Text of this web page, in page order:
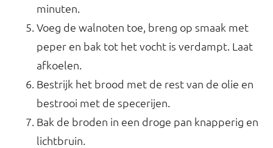
minuten.
Voeg de walnoten toe, breng op smaak met
peper en bak tot het vocht is verdampt. Laat
afkoelen.
Bestrijk het brood met de rest van de olie en
bestrooi met de specerijen.
Bak de broden in een droge pan knapperig en
lichtbruin.